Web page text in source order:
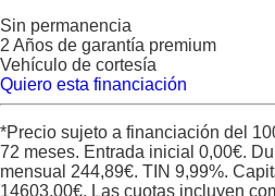
Sin permanencia
2 Años de garantía premium
Vehículo de cortesía
Quiero esta financiación
*Precio sujeto a financiación del
72 meses. Entrada inicial 0,00€.
mensual 244,89€. TIN 9,99%.
14603,00€. Las cuotas incluyen